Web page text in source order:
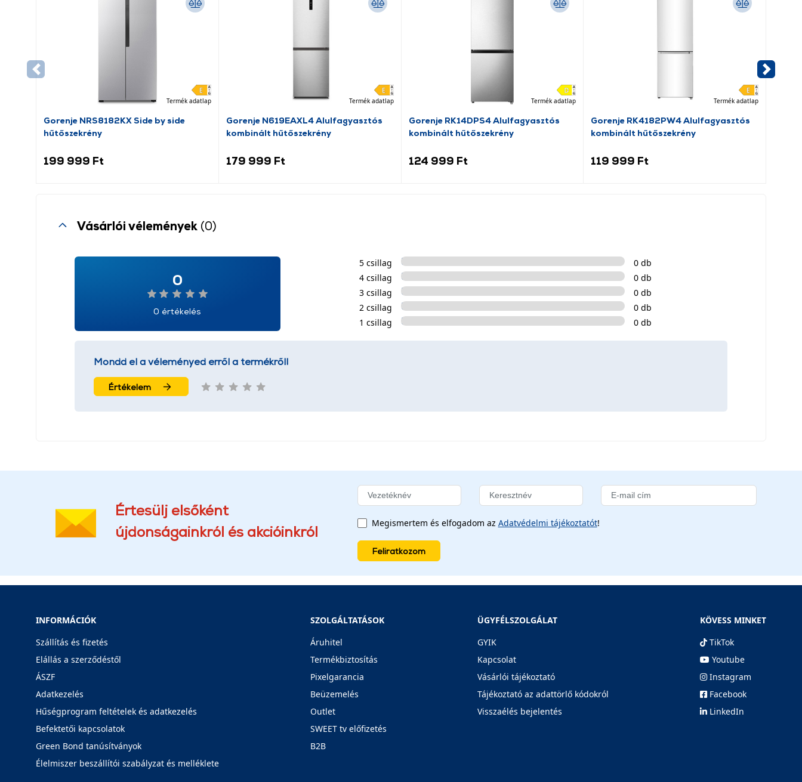
Termék adatlap
Gorenje NRS8182KX Side by side
hűtőszekrény
199 999 Ft
Termék adatlap
Gorenje N619EAXL4 Alulfagyasztós
kombinált hűtőszekrény
179 999 Ft
Termék adatlap
Gorenje RK14DPS4 Alulfagyasztós
kombinált hűtőszekrény
124 999 Ft
Termék adatlap
Gorenje RK4182PW4 Alulfagyasztós
kombinált hűtőszekrény
119 999 Ft
Vásárlói vélemények (0)
0
0 értékelés
5 csillag
0 db
4 csillag
0 db
3 csillag
0 db
2 csillag
0 db
1 csillag
0 db
Mondd el a véleményed erről a termékről!
Értékelem
Értesülj elsőként
újdonságainkról és akcióinkról
Megismertem és elfogadom az Adatvédelmi tájékoztatót!
Feliratkozom
INFORMÁCIÓK
Szállítás és fizetés
Elállás a szerződéstől
ÁSZF
Adatkezelés
Hűségprogram feltételek és adatkezelés
Befektetői kapcsolatok
Green Bond tanúsítványok
Élelmiszer beszállítói szabályzat és melléklete
SZOLGÁLTATÁSOK
Áruhitel
Termékbiztosítás
Pixelgarancia
Beüzemelés
Outlet
SWEET tv előfizetés
B2B
ÜGYFÉLSZOLGÁLAT
GYIK
Kapcsolat
Vásárlói tájékoztató
Tájékoztató az adattörlő kódokról
Visszaélés bejelentés
KÖVESS MINKET
TikTok
Youtube
Instagram
Facebook
LinkedIn